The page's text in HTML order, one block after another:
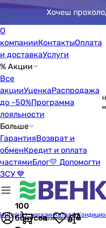
Хочеш
О
компанииКонтактыОплата
и доставкаУслуги
% Акции
Все
акцииУценкаРаспродажа
до -50%Программа
лояльности
Больше
ГарантияВозврат и
обменКредит и оплата
частямиБлог💛 Допомогти
ЗСУ 💙
100
бонусовКорзина пуста
Интернет-магазинКаталог